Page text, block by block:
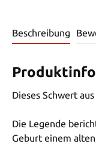
Beschreibung
Dieses Schwert
Die Legende
Geburt einem